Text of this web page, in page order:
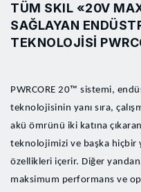
TÜM SKIL «20V
SAĞLAYAN
TEKNOLOJISI
PWRCORE 20™ sistemi,
teknolojisinin yanı sıra,
akü ömrünü iki katına
teknolojimizi ve başka hiçbir
özellikleri içerir. Diğer
maksimum performans ve